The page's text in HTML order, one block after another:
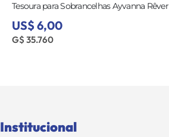
Tesoura para Sobrancelhas Ayvanna Rêver
US$ 6,00
G$ 35.760
Institucional